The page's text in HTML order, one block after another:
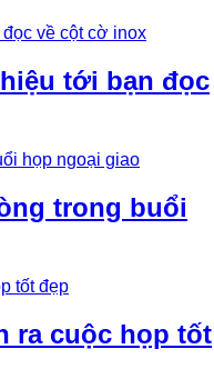
tới bạn đọc
trong buổi
ra cuộc họp tốt